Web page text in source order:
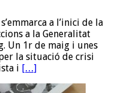
a l’inici de la
a la Generalitat
Un 1r de maig i unes
la situació de crisi
i […]